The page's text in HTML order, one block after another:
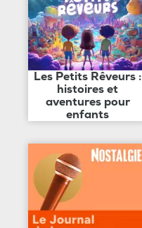
Les Petits Rêveurs :
histoires et
aventures pour
enfants